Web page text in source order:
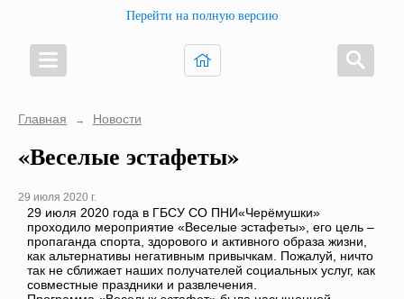
Перейти на полную версию
Главная → Новости
«Веселые эстафеты»
29 июля 2020 г.
29 июля 2020 года в ГБСУ СО ПНИ«Черёмушки»
проходило мероприятие «Веселые эстафеты», его цель –
пропаганда спорта, здорового и активного образа жизни,
как альтернативы негативным привычкам. Пожалуй, ничто
так не сближает наших получателей социальных услуг, как
совместные праздники и развлечения.